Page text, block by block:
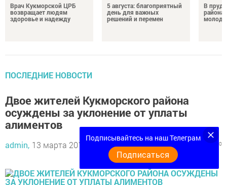
Врач Кукморской ЦРБ
возвращает людям
здоровье и надежду
5 августа: благоприятный
день для важных
решений и перемен
В
района
ПОСЛЕДНИЕ НОВОСТИ
Двое жителей Кукморского района
осуждены за уклонение от уплаты
алиментов
admin, 13 марта 2019 - 15:15 0
Подписывайтесь на наш Телеграм
Подписаться